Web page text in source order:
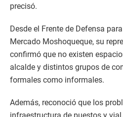
precisó.
Desde el Frente de Defensa
Mercado Moshoqueque, su
confirmó que no existen
alcalde y distintos grupos de
formales como informales.
Además, reconoció que los